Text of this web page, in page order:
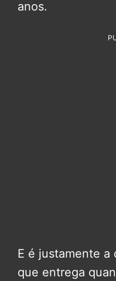
anos.
E é justamente a
que entrega